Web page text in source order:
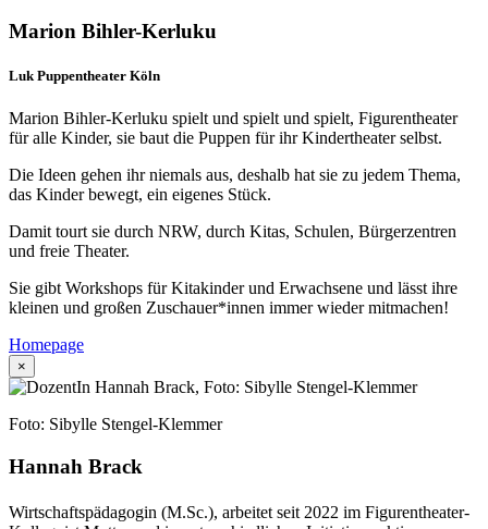
Marion Bihler-Kerluku
Luk Puppentheater Köln
Marion Bihler-Kerluku spielt und spielt und spielt, Figurentheater
für alle Kinder, sie baut die Puppen für ihr Kindertheater selbst.
Die Ideen gehen ihr niemals aus, deshalb hat sie zu jedem Thema,
das Kinder bewegt, ein eigenes Stück.
Damit tourt sie durch NRW, durch Kitas, Schulen, Bürgerzentren
und freie Theater.
Sie gibt Workshops für Kitakinder und Erwachsene und lässt ihre
kleinen und großen Zuschauer*innen immer wieder mitmachen!
Homepage
×
Foto: Sibylle Stengel-Klemmer
Hannah Brack
Wirtschaftspädagogin (M.Sc.), arbeitet seit 2022 im Figurentheater-